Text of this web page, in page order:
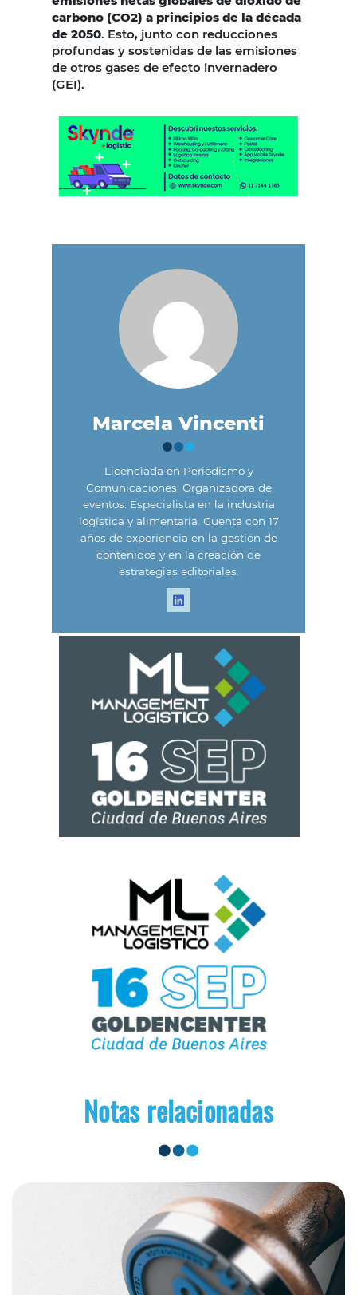
carbono (CO2) a principios de la década
de 2050. Esto, junto con reducciones
profundas y sostenidas de las emisiones
de otros gases de efecto invernadero
(GEI).
Marcela Vincenti
Licenciada en Periodismo y
Comunicaciones. Organizadora de
eventos. Especialista en la industria
logística y alimentaria. Cuenta con 17
años de experiencia en la gestión de
contenidos y en la creación de
estrategias editoriales.
Notas relacionadas